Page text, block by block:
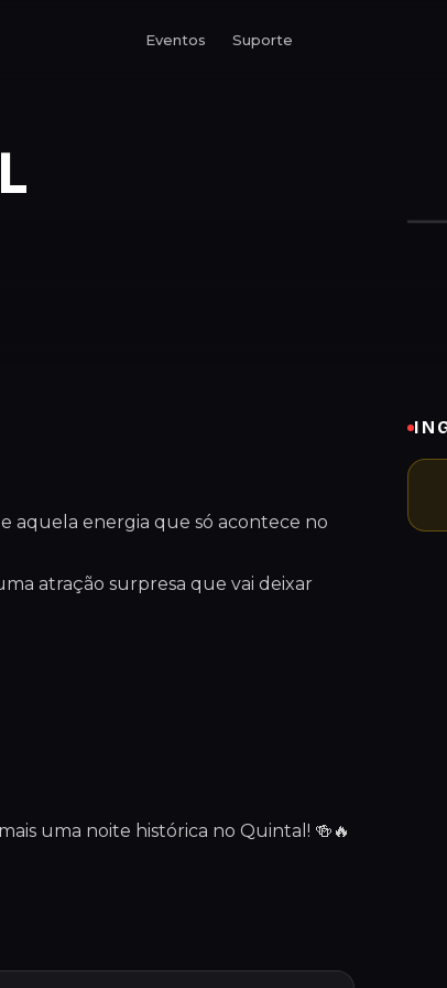
Eventos Suporte
aquela energia que só acontece no
atração surpresa que vai deixar
uma noite histórica no Quintal! 🍻🔥